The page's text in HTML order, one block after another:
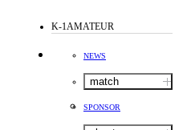
K-1AMATEUR
NEWS
match
SPONSOR